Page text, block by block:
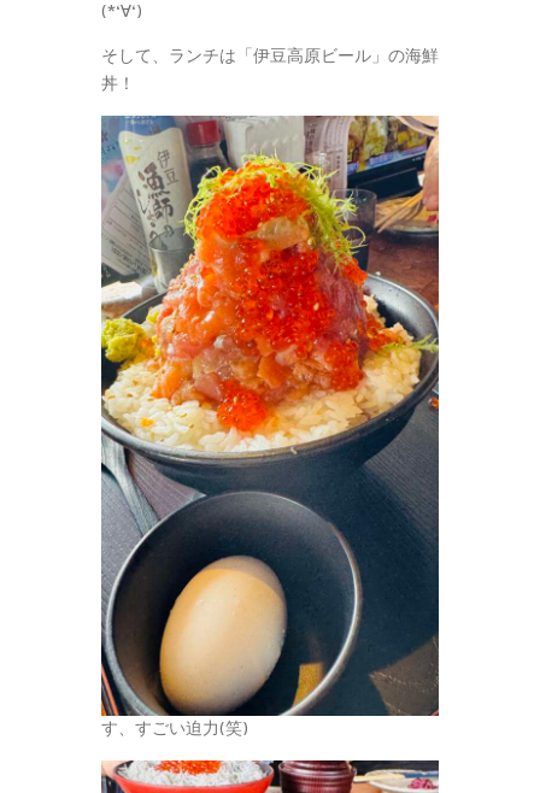
(*‘∀‘)
そして、ランチは「伊豆高原ビール」の海鮮
丼！
す、すごい迫力(笑)